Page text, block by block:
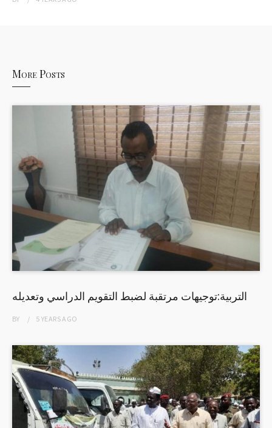
More Posts
التربية:توجيهات مرتقبة لضبط التقويم الدراسي وتعديله
BY 5 YEARSAGO